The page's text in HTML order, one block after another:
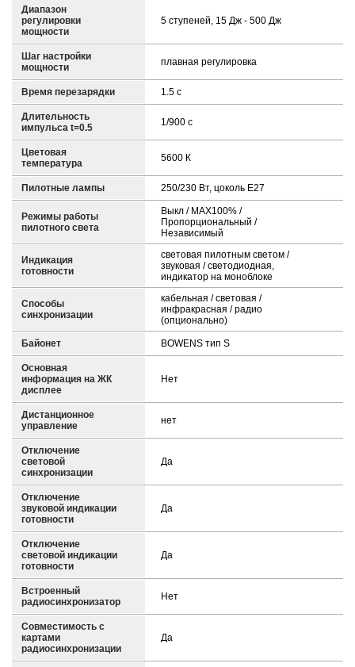
Диапазон
регулировки
мощности
5 ступеней, 15 Дж - 500 Дж
Шаг настройки
мощности
плавная регулировка
Время перезарядки 1.5 c
Длительность
импульса t=0.5
1/900 с
Цветовая
температура
5600 К
Пилотные лампы 250/230 Вт, цоколь E27
Режимы работы
пилотного света
Выкл / MAX100% /
Пропорциональный /
Независимый
Индикация
готовности
световая пилотным светом /
звуковая / светодиодная,
индикатор на моноблоке
Способы
синхронизации
кабельная / световая /
инфракрасная / радио
(опционально)
Байонет BOWENS тип S
Основная
информация на ЖК
дисплее
Нет
Дистанционное
управление
нет
Отключение
световой
синхронизации
Да
Отключение
звуковой индикации
готовности
Да
Отключение
световой индикации
готовности
Да
Встроенный
радиосинхронизатор
Нет
Совместимость с
картами
радиосинхронизации
Да